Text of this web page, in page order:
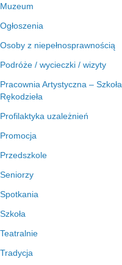
Muzeum
Ogłoszenia
Osoby z niepełnosprawnością
Podróże / wycieczki / wizyty
Pracownia Artystyczna – Szkoła
Rękodzieła
Profilaktyka uzależnień
Promocja
Przedszkole
Seniorzy
Spotkania
Szkoła
Teatralnie
Tradycja